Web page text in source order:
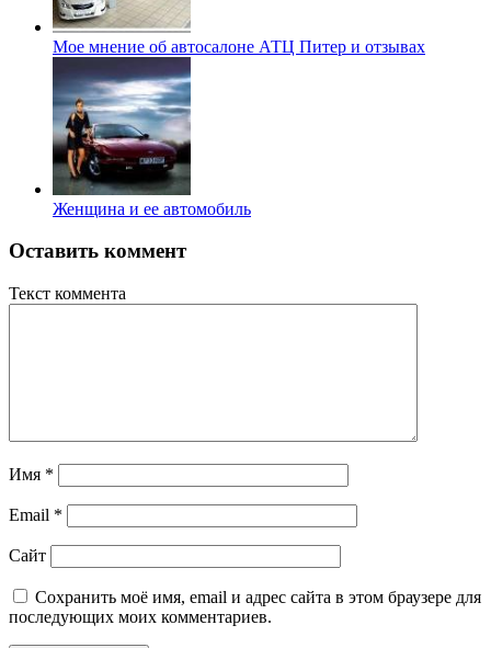
Мое мнение об автосалоне АТЦ Питер и отзывах
Женщина и ее автомобиль
Оставить коммент
Текст коммента
Имя *
Email *
Сайт
Сохранить моё имя, email и адрес сайта в этом браузере для
последующих моих комментариев.